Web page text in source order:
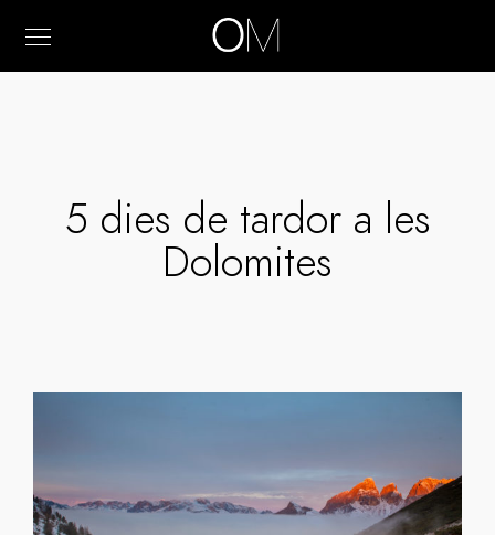
5 dies de tardor a les
Dolomites